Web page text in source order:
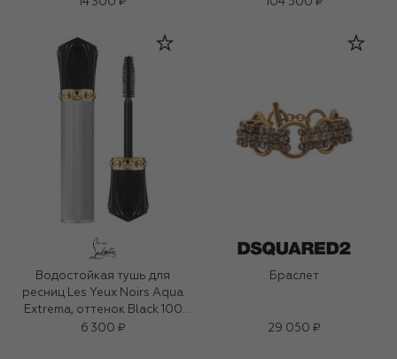
Водостойкая тушь для
ресниц Les Yeux Noirs Aqua
Extrema, оттенок Black 100
(7ml)
6 300 ₽
Браслет
29 050 ₽